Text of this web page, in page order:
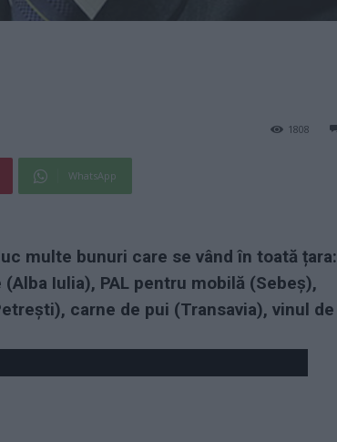
1808
WhatsApp
multe bunuri care se vând în toată țara:
Iulia), PAL pentru mobilă (Sebeș),
carne de pui (Transavia), vinul de